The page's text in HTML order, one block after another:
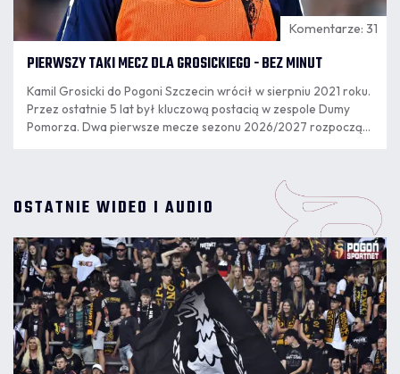
Komentarze: 31
PIERWSZY TAKI MECZ DLA GROSICKIEGO - BEZ MINUT
Kamil Grosicki do Pogoni Szczecin wrócił w sierpniu 2021 roku.
Przez ostatnie 5 lat był kluczową postacią w zespole Dumy
Pomorza. Dwa pierwsze mecze sezonu 2026/2027 rozpoczął
OSTATNIE WIDEO I AUDIO